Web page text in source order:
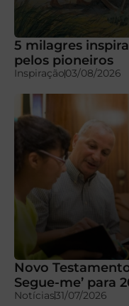
5 milagres
pelos pioneiros
Inspiração03/08/2026
Novo
Segue-me’ para
Notícias31/07/2026